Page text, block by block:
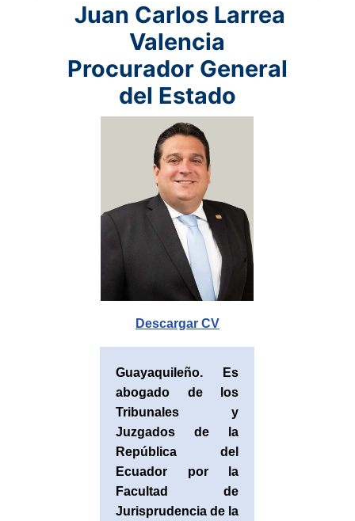
Juan Carlos Larrea
Valencia
Procurador General
del Estado
Descargar CV
Guayaquileño. Es
abogado de los
Tribunales y
Juzgados de la
República del
Ecuador por la
Facultad de
Jurisprudencia de la